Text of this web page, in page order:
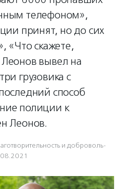
телефоном»,
принят, но до сих
«Что скажете,
вывел на
грузовика с
способ
полиции к
Леонов.
и доброволь­